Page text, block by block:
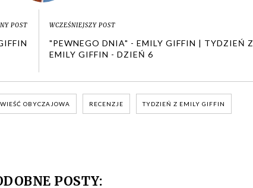
POST WCZEŚNIEJSZY POST
"PEWNEGO DNIA" - EMILY GIFFIN | TYDZIEŃ Z
EMILY GIFFIN - DZIEŃ 6
OBYCZAJOWA RECENZJE TYDZIEŃ Z EMILY GIFFIN
POSTY: